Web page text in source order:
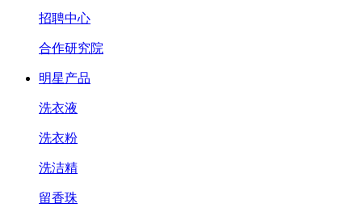
招聘中心
合作研究院
明星产品
洗衣液
洗衣粉
洗洁精
留香珠